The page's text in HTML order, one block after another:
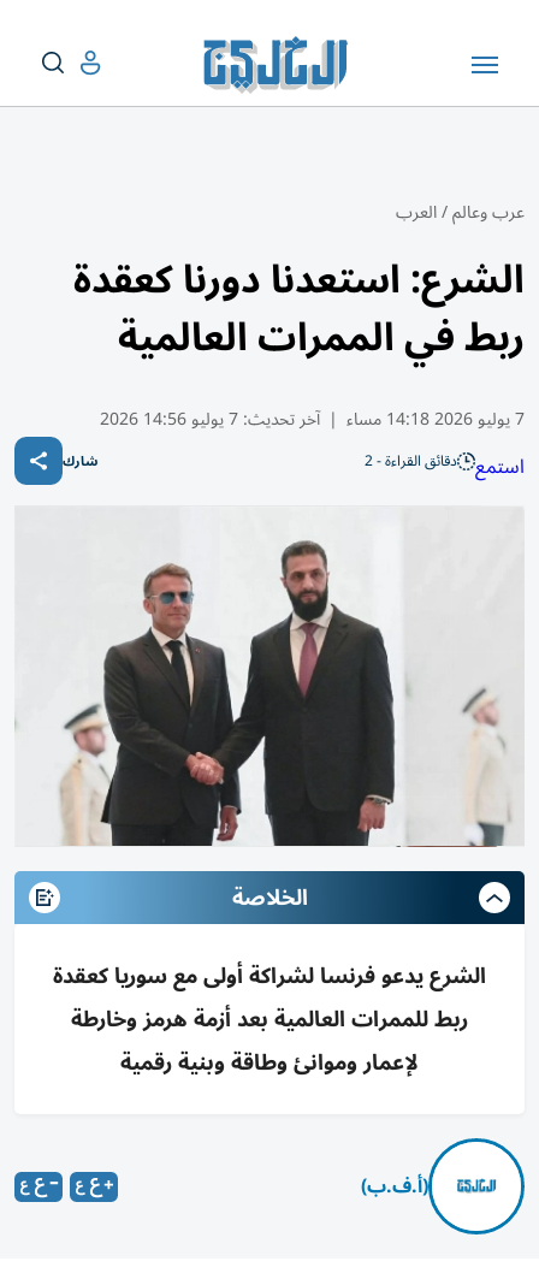
عرب وعالم/العرب
الشرع: استعدنا دورنا كعقدة
ربط في الممرات العالمية
7 يوليو 2026 14:18 مساء | آخر تحديث:7 يوليو 14:56 2026
استمع دقائق القراءة - 2 شارك
الخلاصة
الشرع يدعو فرنسا لشراكة أولى مع سوريا كعقدة
ربط للممرات العالمية بعد أزمة هرمز وخارطة
لإعمار وموانئ وطاقة وبنية رقمية
(أ.ف.ب)